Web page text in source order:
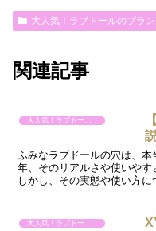
大人気！ラブドールのブラン
関連記事
ふみなラブドールの穴は、
年、そのリアルさや使いやす
しかし、その実態や使い方
大人気！ラブドールのブランド